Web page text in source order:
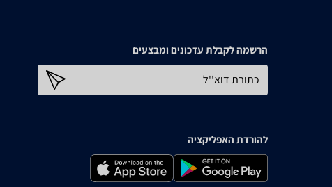
הרשמה לקבלת עדכונים ומבצעים
כתובת דוא''ל
להורדת האפליקציה